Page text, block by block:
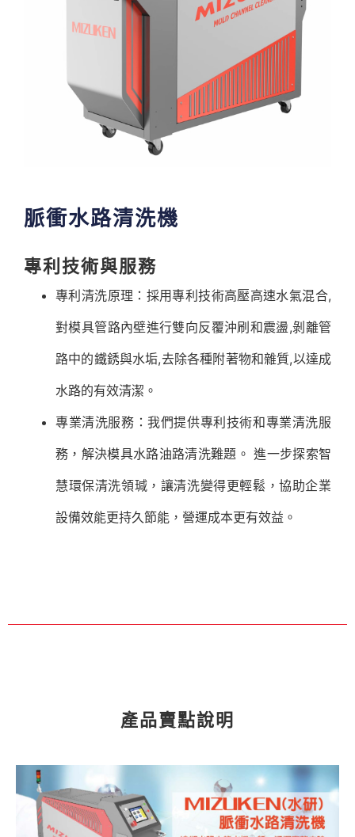
脈衝水路清洗機
專利技術與服務
專利清洗原理：採用專利技術高壓高速水氣混合,
對模具管路內壁進行雙向反覆沖刷和震盪,剝離管
路中的鐵銹與水垢,去除各種附著物和雜質,以達成
水路的有效清潔。
專業清洗服務：我們提供專利技術和專業清洗服
務，解決模具水路油路清洗難題。 進一步探索智
慧環保清洗領瑊，讓清洗變得更輕鬆，協助企業
設備效能更持久節能，營運成本更有效益。
產品賣點說明